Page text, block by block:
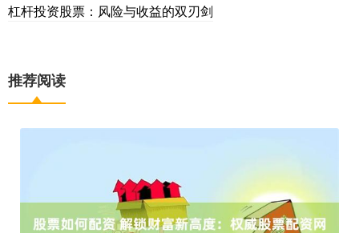
杠杆投资股票：风险与收益的双刃剑
推荐阅读